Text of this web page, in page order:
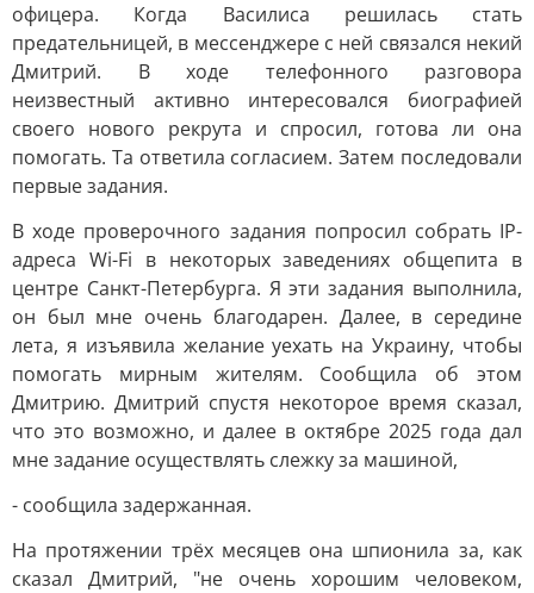
офицера. Когда Василиса решилась стать
предательницей, в мессенджере с ней связался некий
Дмитрий. В ходе телефонного разговора
неизвестный активно интересовался биографией
своего нового рекрута и спросил, готова ли она
помогать. Та ответила согласием. Затем последовали
первые задания.
В ходе проверочного задания попросил собрать IP-
адреса Wi-Fi в некоторых заведениях общепита в
центре Санкт-Петербурга. Я эти задания выполнила,
он был мне очень благодарен. Далее, в середине
лета, я изъявила желание уехать на Украину, чтобы
помогать мирным жителям. Сообщила об этом
Дмитрию. Дмитрий спустя некоторое время сказал,
что это возможно, и далее в октябре 2025 года дал
мне задание осуществлять слежку за машиной,
- сообщила задержанная.
На протяжении трёх месяцев она шпионила за, как
сказал Дмитрий, "не очень хорошим человеком,